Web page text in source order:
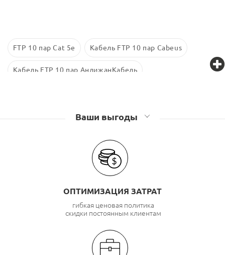
FTP 10 пар Cat 5е Кабель FTP 10 пар Cabeus
Кабель FTP 10 пар АндижанКабель
Ваши выгоды
ОПТИМИЗАЦИЯ ЗАТРАТ
гибкая ценовая политика
скидки постоянным клиентам